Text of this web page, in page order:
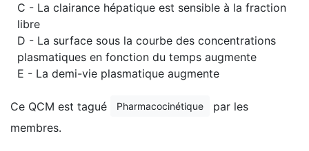
C - La clairance hépatique est sensible à la fraction
libre
D - La surface sous la courbe des concentrations
plasmatiques en fonction du temps augmente
E - La demi-vie plasmatique augmente
Ce QCM est tagué Pharmacocinétique
par les
membres.